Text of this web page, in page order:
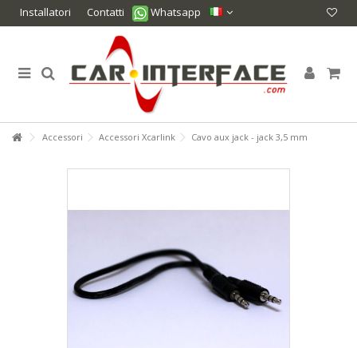
Installatori Contatti Whatsapp
Accessori Accessori Xcarlink Cavo aux jack - jack 3,5 mm